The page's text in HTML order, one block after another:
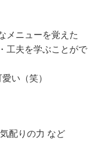
メニューを覚えた
工夫を学ぶことがで
い（笑）
配りの力 など